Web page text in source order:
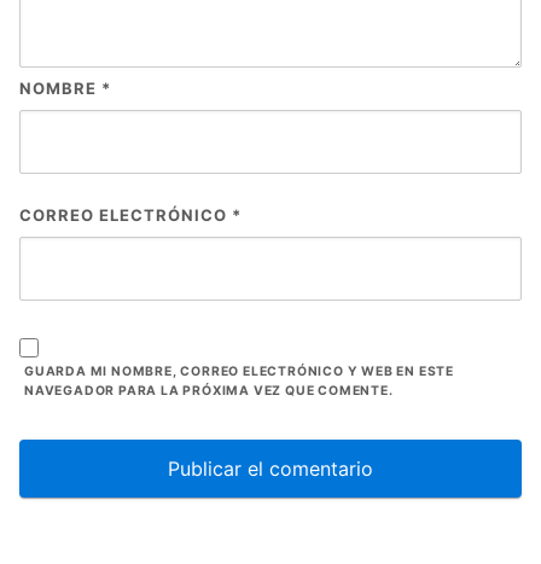
NOMBRE *
CORREO ELECTRÓNICO *
GUARDA MI NOMBRE, CORREO ELECTRÓNICO Y WEB EN ESTE
NAVEGADOR PARA LA PRÓXIMA VEZ QUE COMENTE.